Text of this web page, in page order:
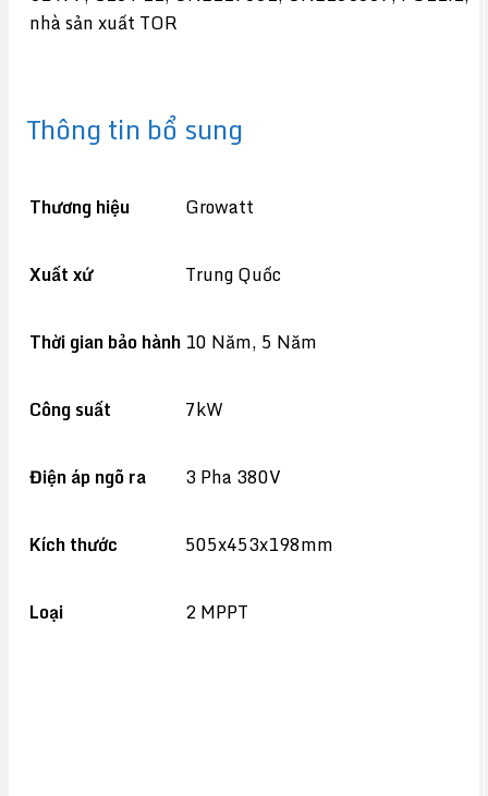
nhà sản xuất TOR
Thông tin bổ sung
Thương hiệu Growatt
Xuất xứ Trung Quốc
Thời gian bảo hành 10 Năm, 5 Năm
Công suất 7kW
Điện áp ngõ ra 3 Pha 380V
Kích thước 505x453x198mm
Loại 2 MPPT